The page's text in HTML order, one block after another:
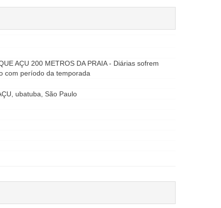
AÇU 200 METROS DA PRAIA - Diárias sofrem
com período da temporada
ubatuba, São Paulo